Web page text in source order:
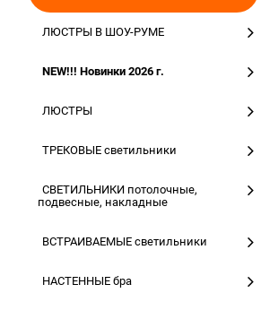
ЛЮСТРЫ В ШОУ-РУМЕ
NEW!!! Новинки 2026 г.
ЛЮСТРЫ
ТРЕКОВЫЕ светильники
СВЕТИЛЬНИКИ потолочные,
подвесные, накладные
ВСТРАИВАЕМЫЕ светильники
НАСТЕННЫЕ бра